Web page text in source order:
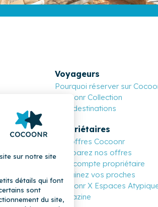
Voyageurs
Pourquoi réserver sur
Cocoonr Collection
Nos destinations
Propriétaires
Les offres Cocoonr
Comparez nos offres
Mon compte propriétaire
Parrainez vos proches
Cocoonr X Espaces
Magazine